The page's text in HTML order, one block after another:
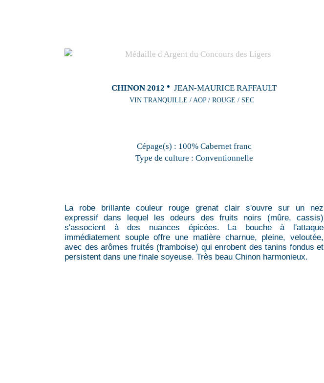
CHINON 2012 JEAN-MAURICE RAFFAULT
VIN TRANQUILLE / AOP / ROUGE / SEC
Cépage(s) : 100% Cabernet franc
Type de culture : Conventionnelle
La robe brillante couleur rouge grenat clair s'ouvre sur un nez
expressif dans lequel les odeurs des fruits noirs (mûre, cassis)
s'associent à des nuances épicées. La bouche à l'attaque
immédiatement souple offre une matière charnue, pleine, veloutée,
avec des arômes fruités (framboise) qui enrobent des tanins fondus et
persistent dans une finale soyeuse. Très beau Chinon harmonieux.